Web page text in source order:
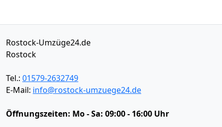
Rostock-Umzüge24.de
Rostock
Tel.: 01579-2632749
E-Mail: info@rostock-umzuege24.de
Öffnungszeiten: Mo - Sa: 09:00 - 16:00 Uhr